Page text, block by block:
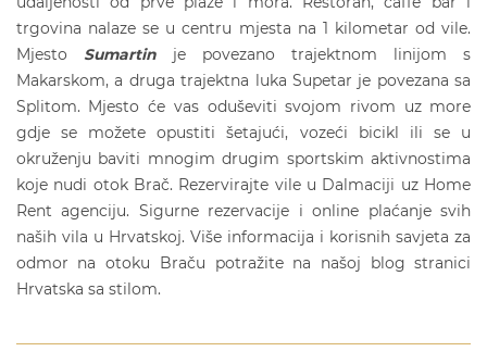
trgovina nalaze se u centru mjesta na 1 kilometar od vile.
Mjesto Sumartinje povezano trajektnom linijom s
Makarskom, a druga trajektna luka Supetar je povezana sa
Splitom. Mjesto će vas oduševiti svojom rivom uz more
gdje se možete opustiti šetajući, vozeći bicikl ili se u
okruženju baviti mnogim drugim sportskim aktivnostima
koje nudi otok Brač. Rezervirajte vile u Dalmaciji uz Home
Rent agenciju. Sigurne rezervacije i online plaćanje svih
naših vila u Hrvatskoj. Više informacija i korisnih savjeta za
odmor naotoku Braču potražite na našoj blog stranici
Hrvatska sa stilom.